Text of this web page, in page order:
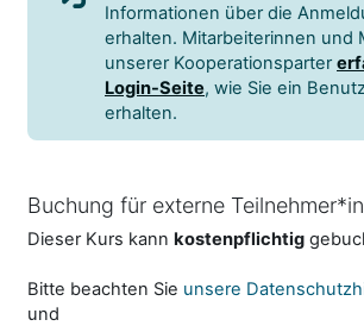
Informationen über die
erhalten. Mitarbeiterinnen und
unserer Kooperationsparter
Login-Seite, wie Sie ein
erhalten.
Buchung für externe
Dieser Kurs kann kostenpflichtig
Bitte beachten Sie unsere
und